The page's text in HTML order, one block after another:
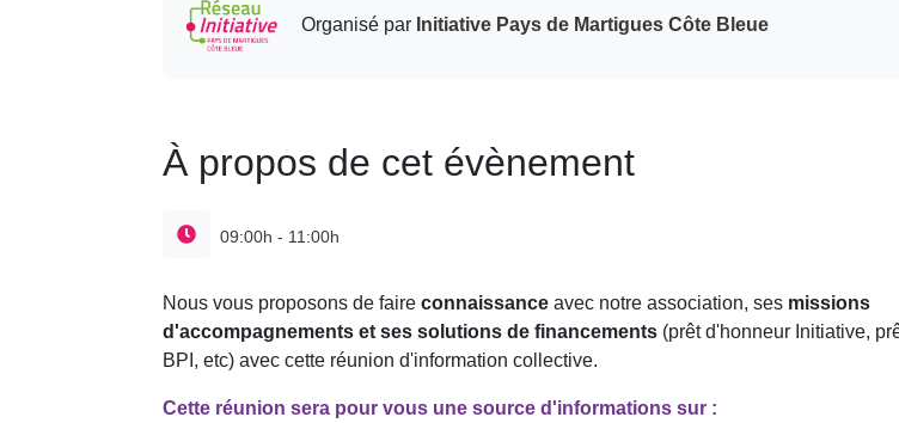
Organisé parInitiative Pays de Martigues Côte Bleue
À propos de cet évènement
09:00h - 11:00h
Nous vous proposons de faireconnaissanceavec notre association, sesmissions
d'accompagnements et ses solutions de financements(prêt d'honneur Initiative,
BPI, etc) avec cette réunion d'information collective.
Cette réunion sera pour vous une source d'informations sur :